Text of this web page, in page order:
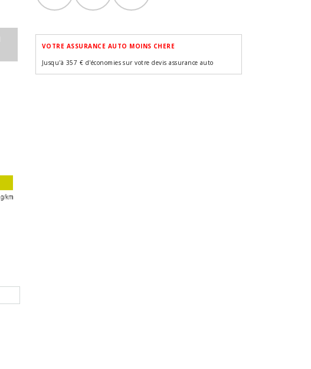
VOTRE ASSURANCE AUTO MOINS CHERE
Jusqu'à 357 € d'économies sur votre devis assurance auto